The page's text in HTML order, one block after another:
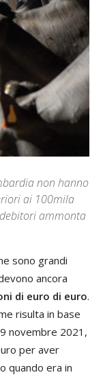
non hanno
ai 100mila
ammonta
sono grandi
ancora
di euro di euro.
risulta in base
novembre 2021,
per aver
quando era in